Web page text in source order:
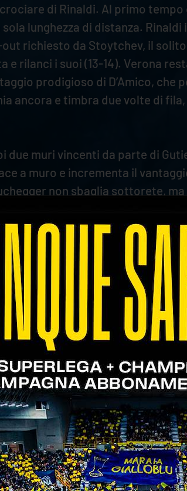
di Rinaldi. Al primo
lunghezza di distanza.
richiesto da Stoytchev, il
e rilanci i suoi (13-14). Verona
prodigioso di D’Amico,
ancora e timbra due volte di
due muri vincenti da parte di
a muro e incrementa il
non sbaglia sottorete,
Gutierrez colpisce anche dai
il passaggio (15-19). Gutierrez
appone il sigillo
dà il via al terzo
a Buchegger, che
Il numero 9 scaligero alza la
i giri del motore e staccano
e con l’ace del neoentrato
all’inusuale intesa Spirito-
la frazione (25-18).
a predominare in
gli emiliani sul 5-8.
poi fa altrettanto in attacco,
non demordono e con l’ace di